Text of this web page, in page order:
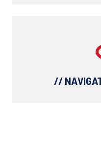
//